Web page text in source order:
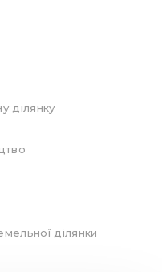
ділянку
ділянки